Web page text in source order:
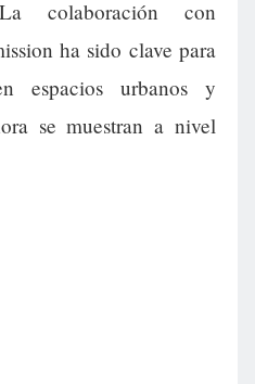
colaboración con
ha sido clave para
espacios urbanos y
se muestran a nivel